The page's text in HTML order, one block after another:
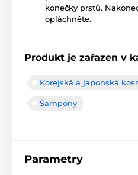
konečky prstů.
opláchněte.
Produkt je zařazen v
Korejská a japonská
Šampony
Parametry